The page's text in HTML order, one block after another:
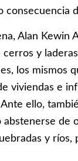
Alan Kewin
y
los mismos
viviendas e
ello,
de
y ríos,